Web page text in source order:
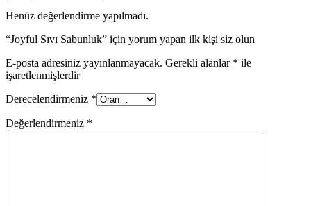
Henüz değerlendirme yapılmadı.
“Joyful Sıvı Sabunluk” için yorum yapan ilk kişi siz olun
E-posta adresiniz yayınlanmayacak. Gerekli alanlar * ile
işaretlenmişlerdir
Derecelendirmeniz *
Değerlendirmeniz *